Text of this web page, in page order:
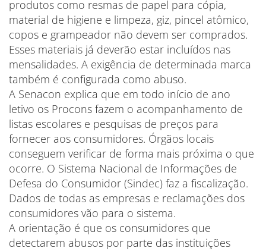
produtos como resmas de papel para cópia,
material de higiene e limpeza, giz, pincel atômico,
copos e grampeador não devem ser comprados.
Esses materiais já deverão estar incluídos nas
mensalidades. A exigência de determinada marca
também é configurada como abuso.
A Senacon explica que em todo início de ano
letivo os Procons fazem o acompanhamento de
listas escolares e pesquisas de preços para
fornecer aos consumidores. Órgãos locais
conseguem verificar de forma mais próxima o que
ocorre. O Sistema Nacional de Informações de
Defesa do Consumidor (Sindec) faz a fiscalização.
Dados de todas as empresas e reclamações dos
consumidores vão para o sistema.
A orientação é que os consumidores que
detectarem abusos por parte das instituições